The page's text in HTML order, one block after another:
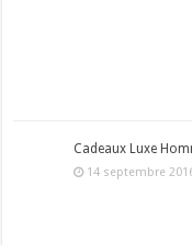
Cadeaux Luxe
14 septembre